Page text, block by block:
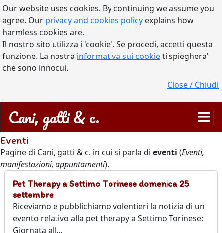
Our website uses cookies. By continuing we assume you
agree. Our privacy and cookies policy explains how
harmless cookies are.
Il nostro sito utilizza i 'cookie'. Se procedi, accetti questa
funzione. La nostra informativa sui cookieti spieghera'
che sono innocui.
Close / Chiudi
Cani, gatti & c.
Eventi
Pagine di Cani, gatti & c. in cui si parla di eventi (Eventi,
manifestazioni, appuntamenti).
Pet Therapy a Settimo Torinese domenica 25
settembre
Riceviamo e pubblichiamo volentieri la notizia di un
evento relativo alla pet therapy a Settimo Torinese:
Giornata all...